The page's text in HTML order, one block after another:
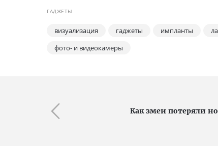
ГАДЖЕТЫ
визуализация гаджеты импланты
фото- и видеокамеры
Как змеи потеряли